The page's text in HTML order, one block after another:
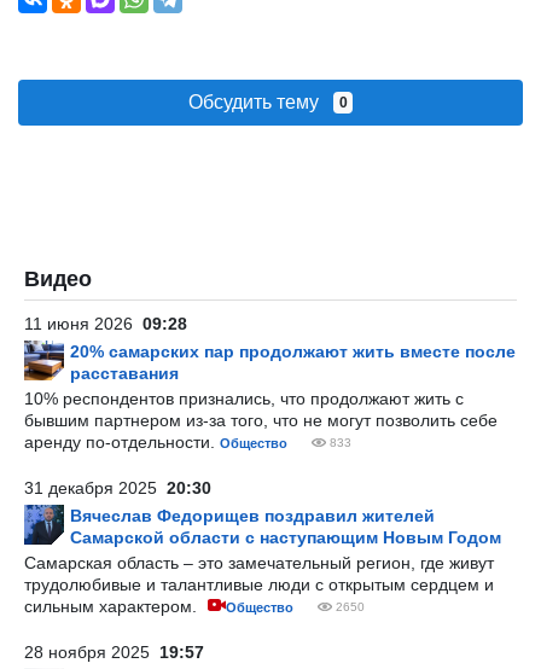
Обсудить тему 0
Видео
11 июня 2026 09:28
20% самарских пар продолжают жить вместе после
расставания
10% респондентов признались, что продолжают жить с
бывшим партнером из-за того, что не могут позволить себе
аренду по-отдельности.
Общество 833
31 декабря 2025 20:30
Вячеслав Федорищев поздравил жителей
Самарской области с наступающим Новым Годом
Самарская область – это замечательный регион, где живут
трудолюбивые и талантливые люди с открытым сердцем и
сильным характером.
Общество 2650
28 ноября 2025 19:57